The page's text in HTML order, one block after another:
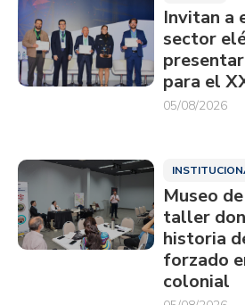
Invitan a
sector
para el
05/08/2026
Museo
taller
historia
forzado
colonial